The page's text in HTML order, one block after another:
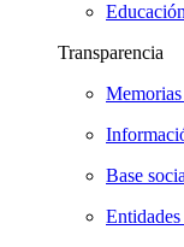
Transparencia
Memorias
Base